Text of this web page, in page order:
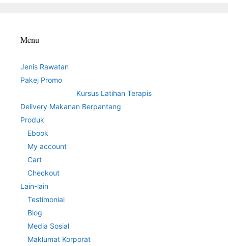
Menu
Jenis Rawatan
Pakej Promo
Kursus Latihan Terapis
Delivery Makanan Berpantang
Produk
Ebook
My account
Cart
Checkout
Lain-lain
Testimonial
Blog
Media Sosial
Maklumat Korporat